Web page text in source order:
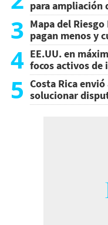
para ampliación
3 Mapa del
pagan menos y
4 EE.UU. en
focos activos de
5 Costa Rica
solucionar